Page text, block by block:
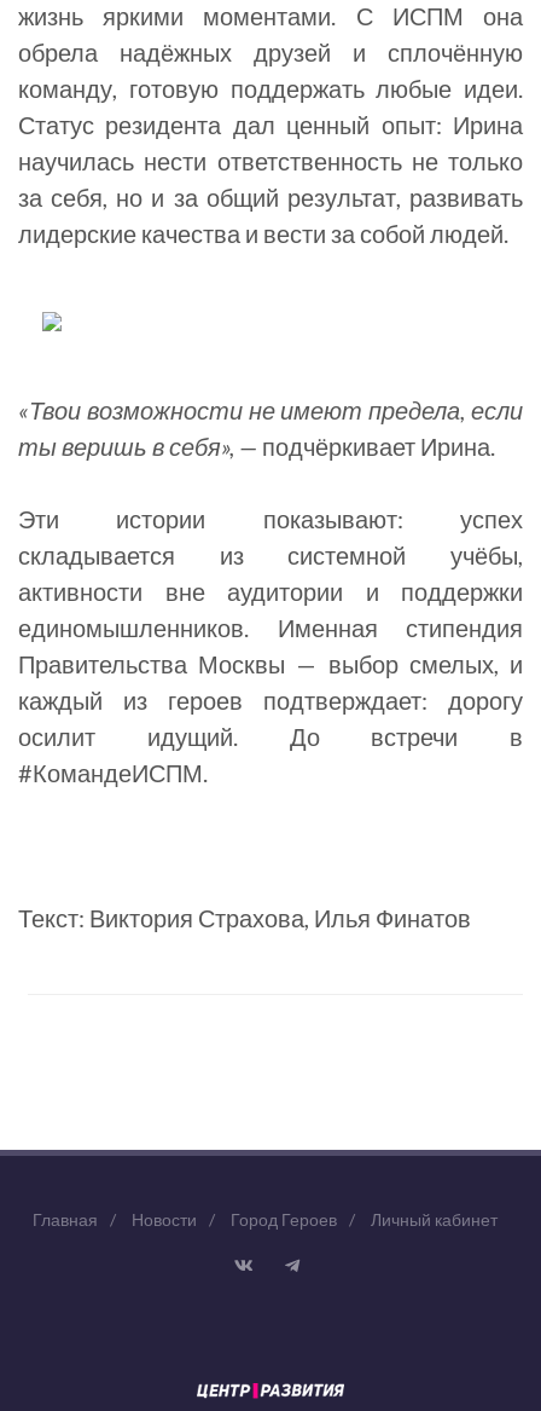
жизнь яркими моментами. С ИСПМ она
обрела надёжных друзей и сплочённую
команду, готовую поддержать любые идеи.
Статус резидента дал ценный опыт: Ирина
научилась нести ответственность не только
за себя, но и за общий результат, развивать
лидерские качества и вести за собой людей.
«Твои возможности не имеют предела, если
ты веришь в себя», — подчёркивает Ирина.
Эти истории показывают: успех
складывается из системной учёбы,
активности вне аудитории и поддержки
единомышленников. Именная стипендия
Правительства Москвы — выбор смелых, и
каждый из героев подтверждает: дорогу
осилит идущий. До встречи в
#КомандеИСПМ.
Текст: Виктория Страхова, Илья Финатов
Главная / Новости / Город Героев / Личный кабинет